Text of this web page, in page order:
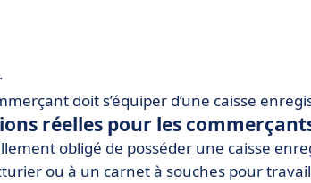
.
doit s’équiper d’une caisse
réelles pour les
obligé de posséder une caisse
ou à un carnet à souches pour